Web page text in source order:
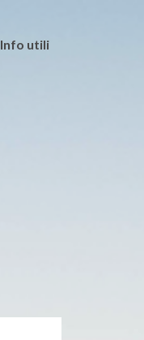
Info utili